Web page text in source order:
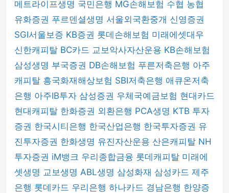
메트라이프생명 국민은행 MG손해보험 수협 농협
유화증권 푸르덴셜생명 서울외국환중개 신영증권
SGI서울보증 KB증권 롯데손해보험 미래에셋대우
신한캐피탈 BC카드 교보악사자산운용 KB손해보험
삼성생명 부국증권 DB손해보험 푸른저축은행 아주
캐피탈 흥국화재해상보험 SBI저축은행 애큐온저축
은행 아주IB투자 삼성증권 우체국예금보험 현대카드
현대캐피탈 한화증권 외환은행 PCA생명 KTB 투자
증권 한국시티은행 한국산업은행 한국투자증권 유
진투자증권 한화생명 유진자산운용 산은캐피탈 NH
투자증권 iM뱅크 우리종합금융 롯데캐피탈 미래에
셋생명 교보생명 ABL생명 삼성화재 삼성카드 제주
은행 롯데카드 우리은행 하나카드 경남은행 한양증